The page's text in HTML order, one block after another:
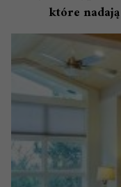
które